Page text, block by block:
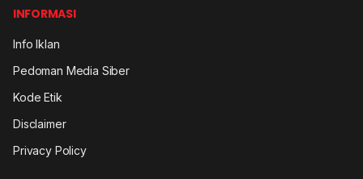
INFORMASI
Info Iklan
Pedoman Media Siber
Kode Etik
Disclaimer
Privacy Policy